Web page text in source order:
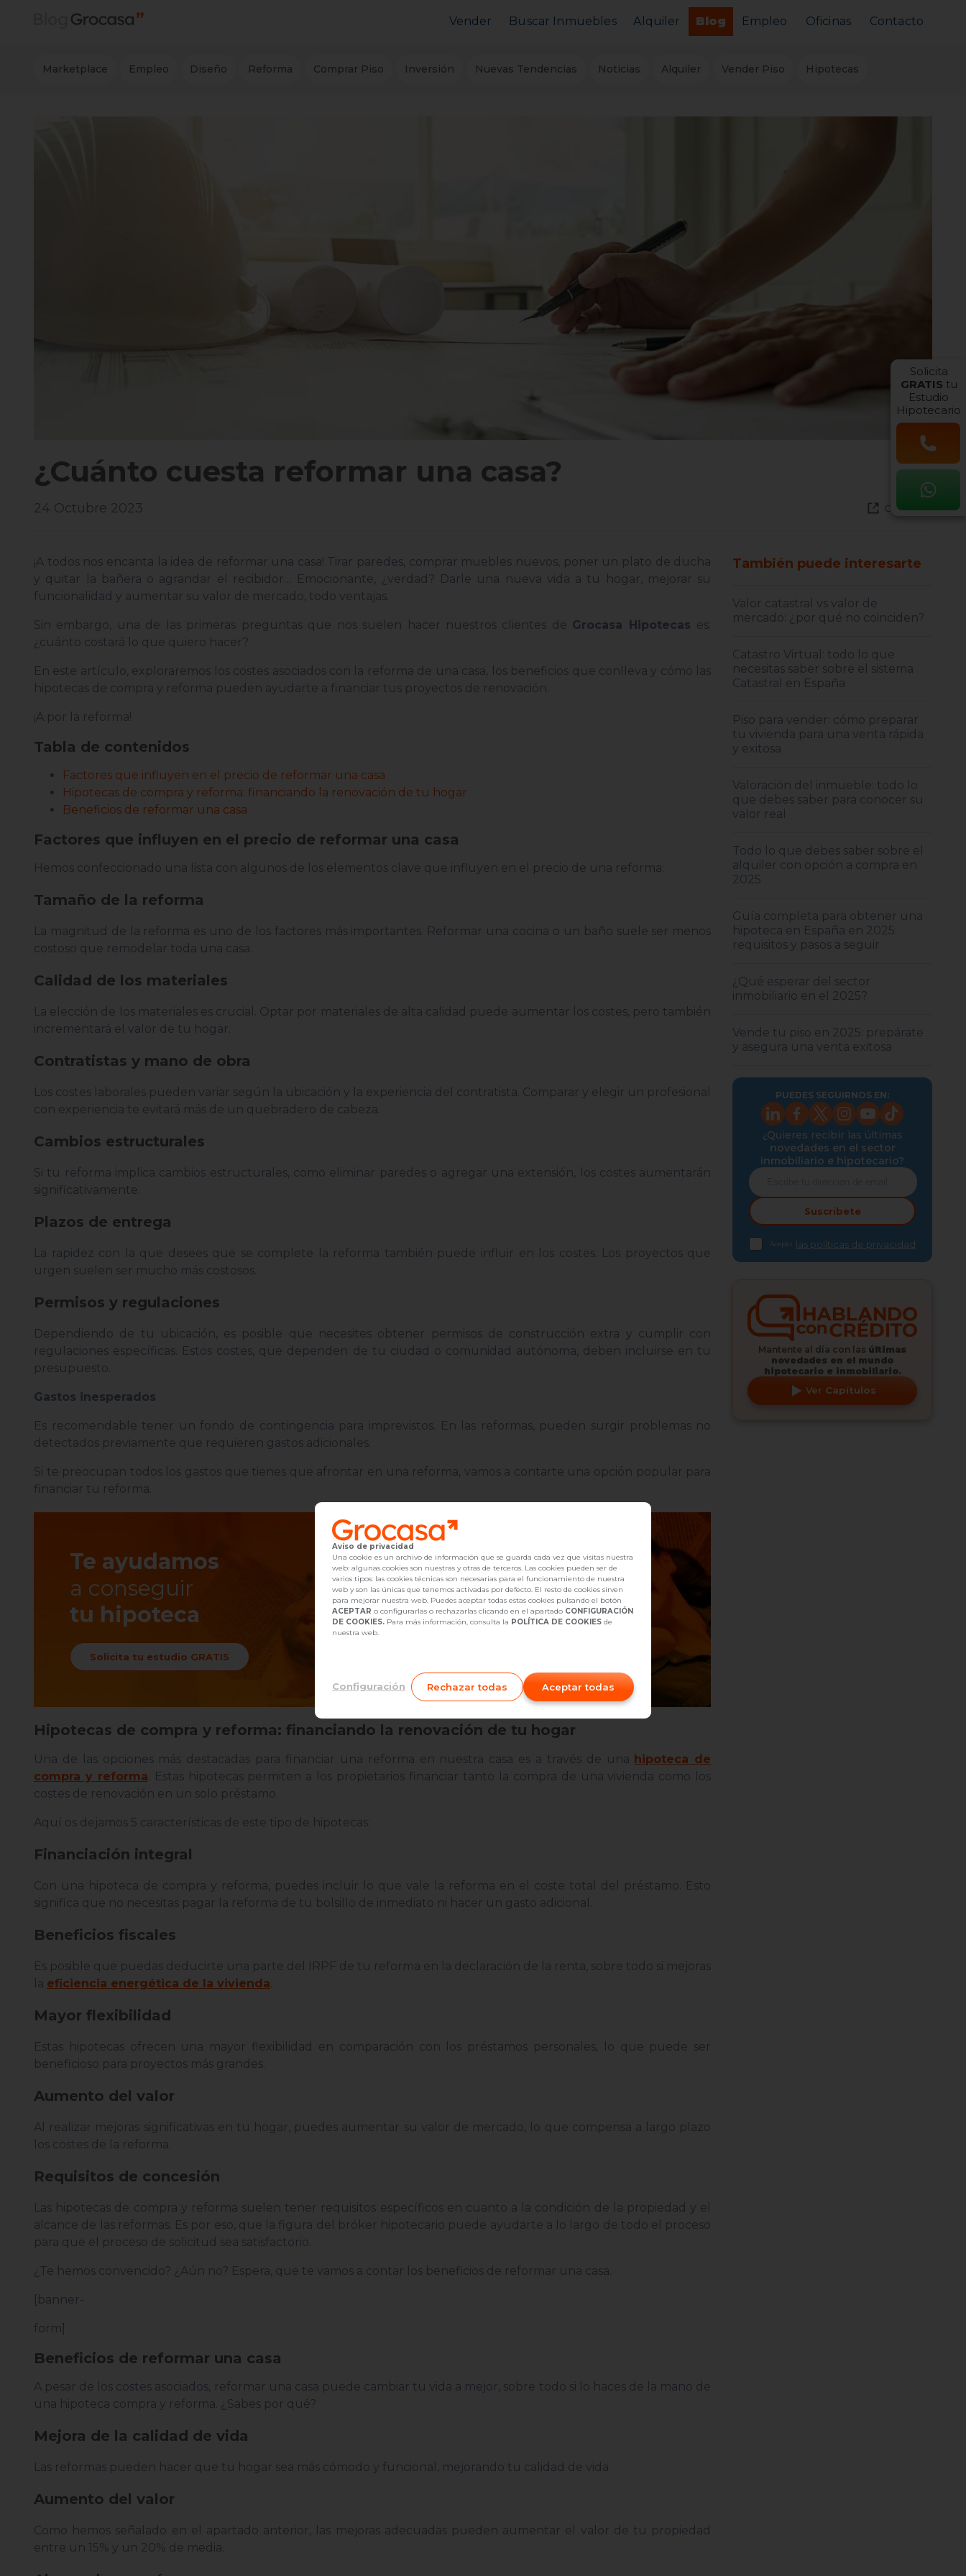
Vender Buscar Inmuebles Alquiler Blog Empleo Oficinas Contacto
Marketplace Empleo Diseño Reforma Comprar Piso Inversión Nuevas Tendencias Noticias Alquiler Vender Piso Hipotecas
¿Cuánto cuesta reformar una casa?
24 Octubre 2023 Compartir
¡A todos nos encanta la idea de reformar una casa! Tirar paredes, comprar muebles nuevos, poner un plato de ducha
y quitar la bañera o agrandar el recibidor… Emocionante, ¿verdad? Darle una nueva vida a tu hogar, mejorar su
funcionalidad y aumentar su valor de mercado, todo ventajas.
Sin embargo, una de las primeras preguntas que nos suelen hacer nuestros clientes de Grocasa Hipotecas es:
¿cuánto costará lo que quiero hacer?
En este artículo, exploraremos los costes asociados con la reforma de una casa, los beneficios que conlleva y cómo las
hipotecas de compra y reforma pueden ayudarte a financiar tus proyectos de renovación.
¡A por la reforma!
Tabla de contenidos
Factores que influyen en el precio de reformar una casa
Hipotecas de compra y reforma: financiando la renovación de tu hogar
Beneficios de reformar una casa
Factores que influyen en el precio de reformar una casa
Hemos confeccionado una lista con algunos de los elementos clave que influyen en el precio de una reforma:
Tamaño de la reforma
La magnitud de la reforma es uno de los factores más importantes. Reformar una cocina o un baño suele ser menos
costoso que remodelar toda una casa.
Calidad de los materiales
La elección de los materiales es crucial. Optar por materiales de alta calidad puede aumentar los costes, pero también
incrementará el valor de tu hogar.
Contratistas y mano de obra
Los costes laborales pueden variar según la ubicación y la experiencia del contratista. Comparar y elegir un profesional
con experiencia te evitará más de un quebradero de cabeza.
Cambios estructurales
Si tu reforma implica cambios estructurales, como eliminar paredes o agregar una extensión, los costes aumentarán
significativamente.
Plazos de entrega
La rapidez con la que desees que se complete la reforma también puede influir en los costes. Los proyectos que
urgen suelen ser mucho más costosos.
Permisos y regulaciones
Dependiendo de tu ubicación, es posible que necesites obtener permisos de construcción extra y cumplir con
regulaciones específicas. Estos costes, que dependen de tu ciudad o comunidad autónoma, deben incluirse en tu
presupuesto.
Gastos inesperados
Es recomendable tener un fondo de contingencia para imprevistos. En las reformas, pueden surgir problemas no
detectados previamente que requieren gastos adicionales.
Si te preocupan todos los gastos que tienes que afrontar en una reforma, vamos a contarte una opción popular para
financiar tu reforma.
Te ayudamos
a conseguir
tu hipoteca
Solicita tu estudio GRATIS
Hipotecas de compra y reforma: financiando la renovación de tu hogar
Una de las opciones más destacadas para financiar una reforma en nuestra casa es a través de una hipoteca de
compra y reforma . Estas hipotecas permiten a los propietarios financiar tanto la compra de una vivienda como los
costes de renovación en un solo préstamo.
Aquí os dejamos 5 características de este tipo de hipotecas:
Financiación integral
Con una hipoteca de compra y reforma, puedes incluir lo que vale la reforma en el coste total del préstamo. Esto
significa que no necesitas pagar la reforma de tu bolsillo de inmediato ni hacer un gasto adicional.
Beneficios fiscales
Es posible que puedas deducirte una parte del IRPF de tu reforma en la declaración de la renta, sobre todo si mejoras
la eficiencia energética de la vivienda
Mayor flexibilidad
Estas hipotecas ofrecen una mayor flexibilidad en comparación con los préstamos personales, lo que puede ser
beneficioso para proyectos más grandes.
Aumento del valor
Al realizar mejoras significativas en tu hogar, puedes aumentar su valor de mercado, lo que compensa a largo plazo
los costes de la reforma.
Requisitos de concesión
Las hipotecas de compra y reforma suelen tener requisitos específicos en cuanto a la condición de la propiedad y el
alcance de las reformas. Es por eso, que la figura del bróker hipotecario puede ayudarte a lo largo de todo el proceso
para que el proceso de solicitud sea satisfactorio.
¿Te hemos convencido? ¿Aún no? Espera, que te vamos a contar los beneficios de reformar una casa.
[banner-
form]
Beneficios de reformar una casa
A pesar de los costes asociados, reformar una casa puede cambiar tu vida a mejor, sobre todo si lo haces de la mano de
una hipoteca compra y reforma. ¿Sabes por qué?
Mejora de la calidad de vida
Las reformas pueden hacer que tu hogar sea más cómodo y funcional, mejorando tu calidad de vida.
Aumento del valor
Como hemos señalado en el apartado anterior, las mejoras adecuadas pueden aumentar el valor de tu propiedad
entre un 15% y un 20% de media.
También puede interesarte
Valor catastral vs valor de
mercado: ¿por qué no coinciden?
Catastro Virtual: todo lo que
necesitas saber sobre el sistema
Catastral en España
Piso para vender: cómo preparar
tu vivienda para una venta rápida
y exitosa
Valoración del inmueble: todo lo
que debes saber para conocer su
valor real
Todo lo que debes saber sobre el
alquiler con opción a compra en
2025
Guía completa para obtener una
hipoteca en España en 2025:
requisitos y pasos a seguir
¿Qué esperar del sector
inmobiliario en el 2025?
Vende tu piso en 2025: prepárate
y asegura una venta exitosa
PUEDES SEGUIRNOS EN:
¿Quieres recibir las últimas
novedades en el sector
inmobiliario e hipotecario?
Suscribete
Acepto las políticas de privacidad
Mantente al día con las últimas
novedades en el mundo
hipotecario e inmobiliario.
Ver Capítulos
Solicita
GRATIS tu
Estudio
Hipotecario
Aviso de privacidad
Una cookie es un archivo de información que se guarda cada vez que visitas nuestra
web: algunas cookies son nuestras y otras de terceros. Las cookies pueden ser de
varios tipos: las cookies técnicas son necesarias para el funcionamiento de nuestra
web y son las únicas que tenemos activadas por defecto. El resto de cookies sirven
para mejorar nuestra web. Puedes aceptar todas estas cookies pulsando el botón
ACEPTAR o configurarlas o rechazarlas clicando en el apartado CONFIGURACIÓN
DE COOKIES. Para más información, consulta la POLÍTICA DE COOKIES de
nuestra web.
Configuración Rechazar todas Aceptar todas